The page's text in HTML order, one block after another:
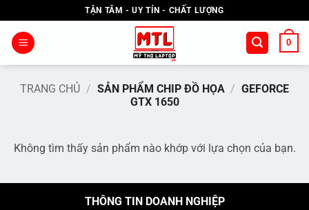
qua
nội
TẬN TÂM - UY TÍN - CHẤT LƯỢNG
0
TRANG CHỦ / SẢN PHẨM CHIP ĐỒ HỌA / GEFORCE
GTX 1650
Không tìm thấy sản phẩm nào khớp với lựa chọn của bạn.
THÔNG TIN DOANH NGHIỆP